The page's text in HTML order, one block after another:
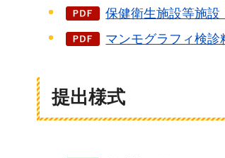
保健衛生施設等施設
マンモグラフィ検診
提出様式